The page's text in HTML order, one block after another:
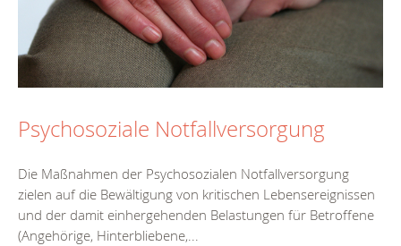
Psychosoziale Notfallversorgung
Die Maßnahmen der Psychosozialen Notfallversorgung
zielen auf die Bewältigung von kritischen Lebensereignissen
und der damit einhergehenden Belastungen für Betroffene
(Angehörige, Hinterbliebene,...